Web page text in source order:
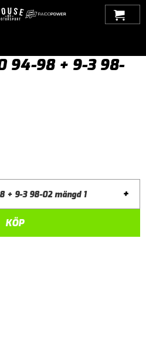
9-3 (1998-2002)>
94-98 + 9-3 98-
+ 9-3 98-02 mängd +
KÖP